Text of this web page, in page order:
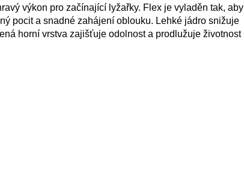
výkon pro začínající lyžařky. Flex je vyladěn tak, aby
pocit a snadné zahájení oblouku. Lehké jádro snižuje
horní vrstva zajišťuje odolnost a prodlužuje životnost